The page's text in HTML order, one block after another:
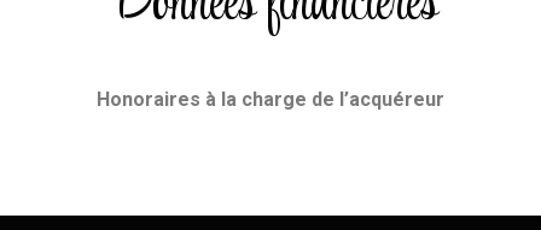
Honoraires à la charge de l’acquéreur